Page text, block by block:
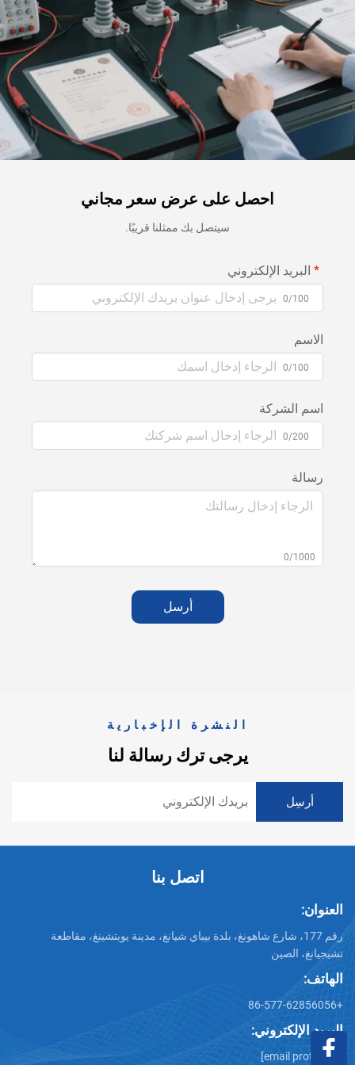
احصل على عرض سعر مجاني
سيتصل بك ممثلنا قريبًا.
البريد الإلكتروني
0/100
الاسم
0/100
اسم الشركة
0/200
رسالة
0/1000
أرسل
النشرة الإخبارية
يرجى ترك رسالة لنا
اتصل بنا
العنوان:
رقم 177، شارع شاهونغ، بلدة بيباي شيانغ، مدينة يويتشينغ، مقاطعة
تشيجيانغ، الصين
الهاتف:
+86-577-62856056
البريد الإلكتروني: